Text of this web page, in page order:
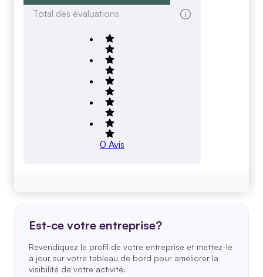
Total des évaluations
0 Avis
Est-ce votre entreprise?
Revendiquez le profil de votre entreprise et mettez-le
à jour sur votre tableau de bord pour améliorer la
visibilité de votre activité.